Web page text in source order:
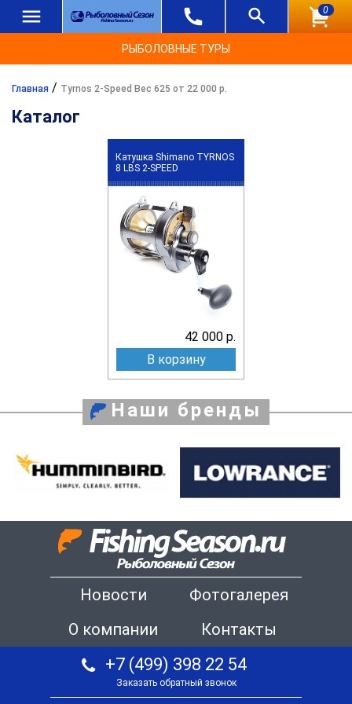
0
РЫБОЛОВНЫЕ ТУРЫ
Главная / Tyrnos 2-Speed Вес 625 от 22 000 р.
Каталог
Катушка Shimano TYRNOS
8 LBS 2-SPEED
42 000 р.
В корзину
Наши бренды
Новости
Фотогалерея
О компании
Контакты
+7 (499) 398 22 54
Заказать обратный звонок